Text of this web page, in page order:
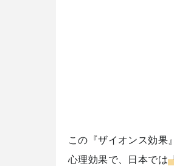
この『ザイオンス効果
心理効果で、日本では